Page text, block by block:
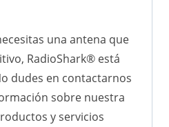
una antena que
RadioShark® está
dudes en contactarnos
sobre nuestra
y servicios